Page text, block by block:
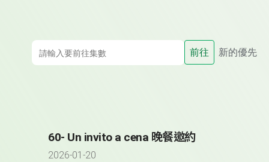
前往 新的優先
60- Un invito a cena 晚餐邀約
2026-01-20